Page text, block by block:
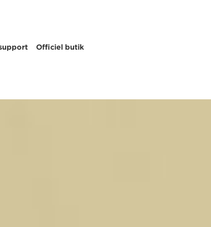
Officiel butik